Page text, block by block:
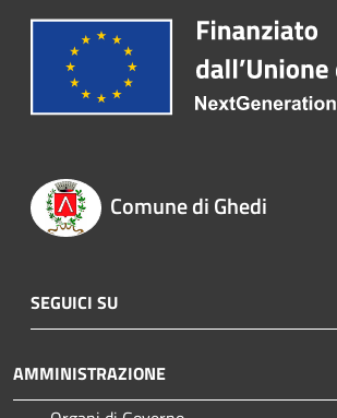
Comune di Ghedi
SEGUICI SU
AMMINISTRAZIONE